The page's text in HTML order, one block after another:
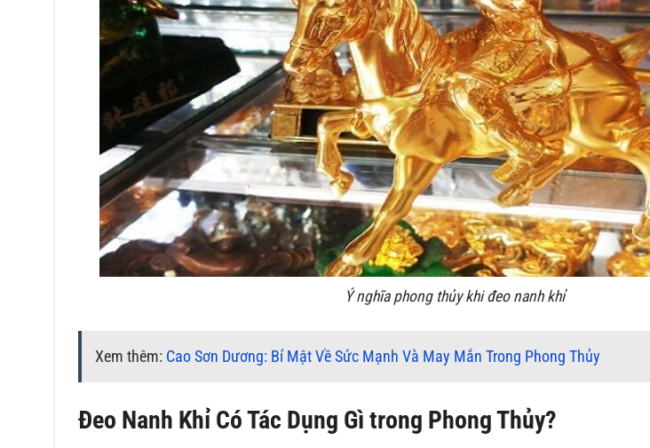
Ý nghĩa phong thủy khi đeo nanh khỉ
Xem thêm: Cao Sơn Dương: Bí Mật Về Sức Mạnh Và May Mắn Trong Phong Thủy
Đeo Nanh Khỉ Có Tác Dụng Gì trong Phong Thủy?